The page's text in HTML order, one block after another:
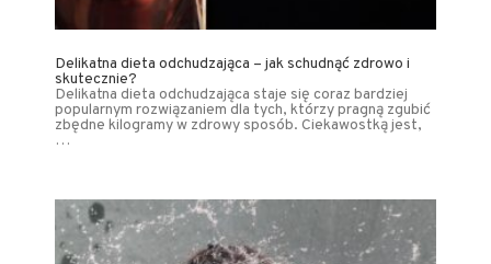
Delikatna dieta odchudzająca – jak schudnąć zdrowo i
skutecznie?
Delikatna dieta odchudzająca staje się coraz bardziej
popularnym rozwiązaniem dla tych, którzy pragną zgubić
zbędne kilogramy w zdrowy sposób. Ciekawostką jest,
…